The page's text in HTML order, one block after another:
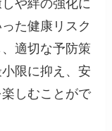
や絆の強化に
た健康リスク
適切な予防策
限に抑え、安
しむことがで